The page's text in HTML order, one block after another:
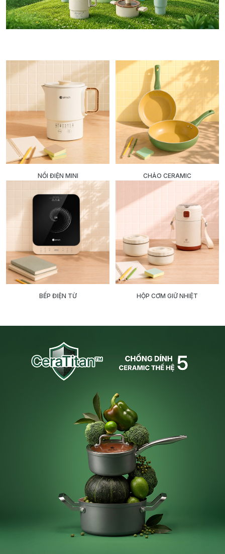
NỒI ĐIỆN MINI CHẢO CERAMIC
BẾP ĐIỆN TỪ HỘP CƠM GIỮ NHIỆT